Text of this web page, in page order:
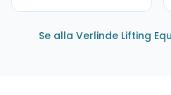
Se alla Verlinde Lifting